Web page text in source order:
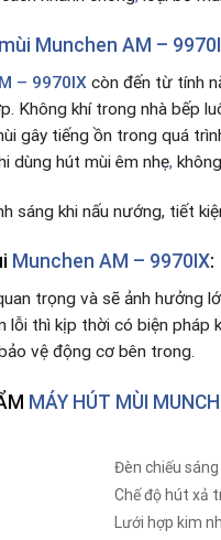
Munchen AM –
– 9970IX còn đến từ tính
Không khí trong nhà bếp
gây tiếng ồn trong quá
dùng hút mùi êm nhẹ,
sáng khi nấu nướng, tiết
Munchen AM – 9970IX:
trọng và sẽ ảnh hưởng
lỗi thì kịp thời có biện
bảo vệ động cơ bên trong.
MÁY HÚT MÙI
Đèn chiếu sáng
Chế độ hút xả
Lưới hợp kim